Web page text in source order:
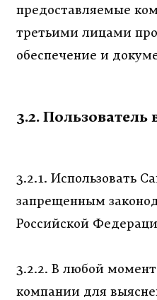
предоставляемые
третьими лицами
обеспечение и
3.2. Пользователь
3.2.1. Использовать
запрещенным
Российской
3.2.2. В любой момент
компании для